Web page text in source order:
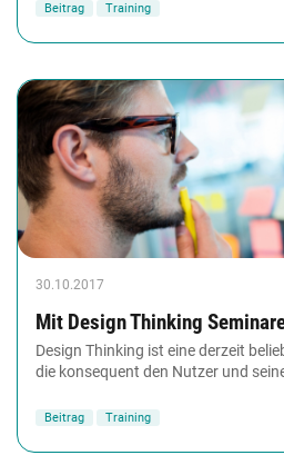
Beitrag Training
30.10.2017
Mit Design Thinking
Design Thinking ist eine derzeit
die konsequent den Nutzer und
Beitrag Training